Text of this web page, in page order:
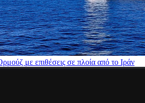
με επιθέσεις σε πλοία από το Ιράν